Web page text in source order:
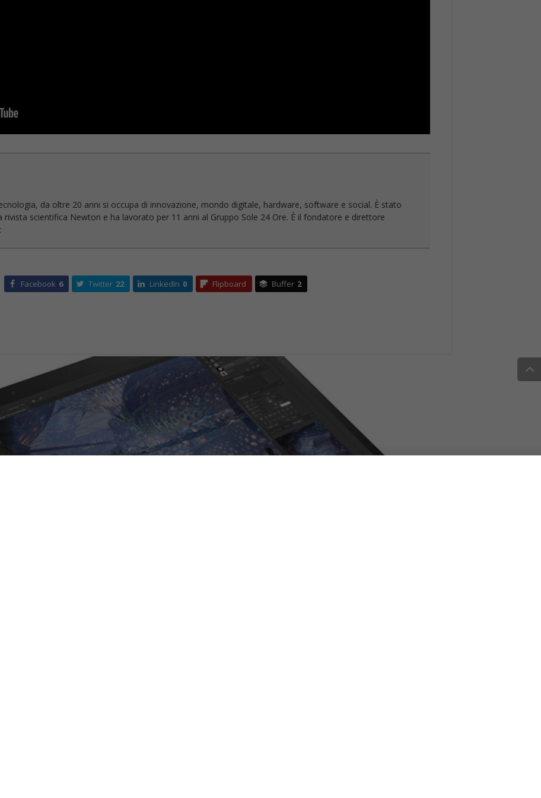
da oltre 20 anni si occupa di innovazione, mondo digitale, hardware, software e social. È stato
rivista scientifica Newton e ha lavorato per 11 anni al Gruppo Sole 24 Ore. È il fondatore e direttore
Facebook 6 Twitter 22 LinkedIn 0 Flipboard Buffer 2